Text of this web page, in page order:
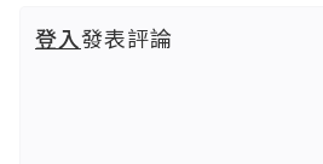
登入發表評論